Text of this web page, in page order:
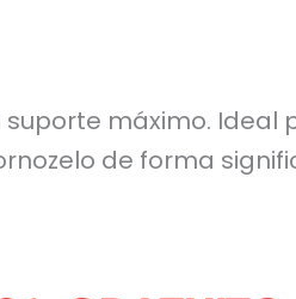
máximo. Ideal
de forma